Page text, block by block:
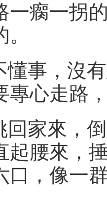
一瘸一拐
懂事，沒
專心走路
回家來，
起腰來，
口，像一